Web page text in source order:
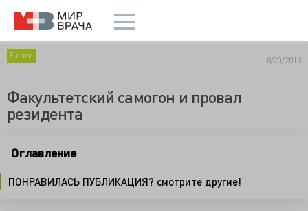
Блоги 8/23/2018
Факультетский самогон и провал
резидента
Оглавление
ПОНРАВИЛАСЬ ПУБЛИКАЦИЯ? смотрите другие!